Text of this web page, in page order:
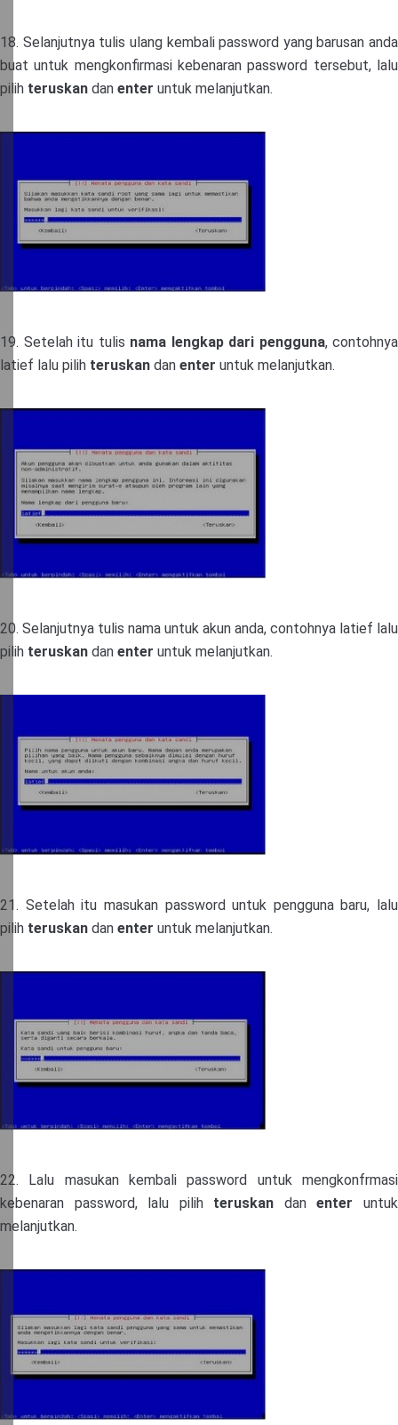
18. Selanjutnya tulis ulang kembali password yang barusan anda
buat untuk mengkonfirmasi kebenaran password tersebut, lalu
pilih teruskan dan enter untuk melanjutkan.
19. Setelah itu tulis nama lengkap dari pengguna, contohnya
latief lalu pilih teruskan dan enter untuk melanjutkan.
20. Selanjutnya tulis nama untuk akun anda, contohnya latief lalu
pilih teruskan dan enter untuk melanjutkan.
21. Setelah itu masukan password untuk pengguna baru, lalu
pilih teruskan dan enter untuk melanjutkan.
22. Lalu masukan kembali password untuk mengkonfrmasi
kebenaran password, lalu pilih teruskan danenter untuk
melanjutkan.